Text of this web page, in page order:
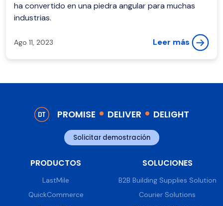
ha convertido en una piedra angular para muchas
industrias.
Ago 11, 2023 Leer más
PROMISE DELIVER DELIGHT
Solicitar demostración
PRODUCTOS
LastMile
QuickCommerce
SOLUCIONES
B2B Building Supplies Solution
Courier Solutions